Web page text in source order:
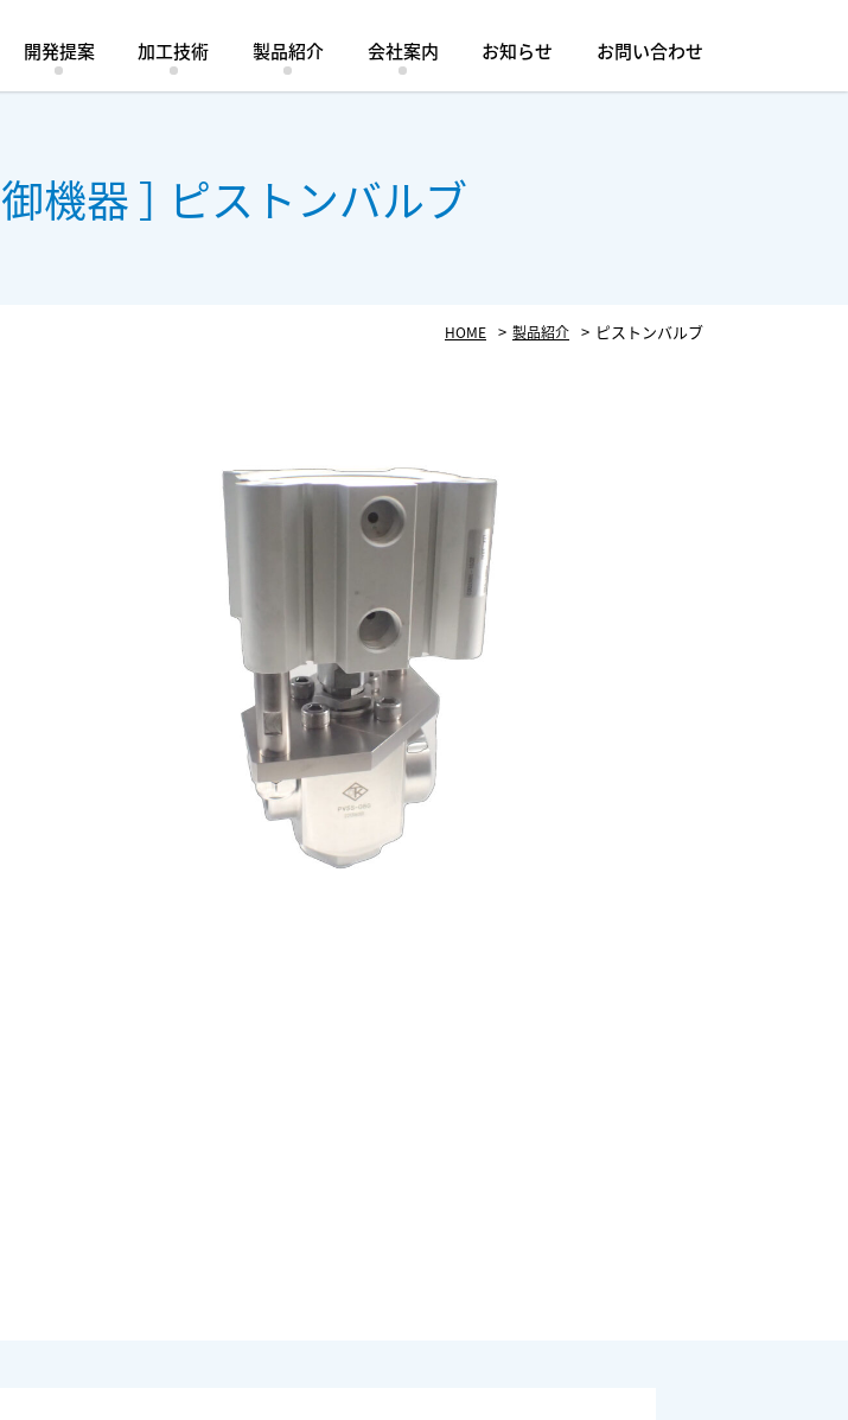
開発提案 加工技術
型彫放電加工
ラップ磨き
製品紹介
液体レギュレーター スプレーガンアクセサリ
スイベルジョイント
液体用バルブ
オートディスペンサー その他
会社案内 お知らせ お問い合わせ
機器 ］ ピストンバルブ
HOME 製品紹介 ピストンバルブ